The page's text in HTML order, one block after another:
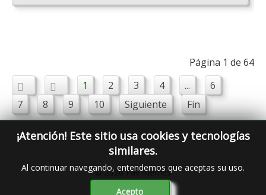
Página 1 de 64
1
2 3 4 ...
6
7
8 9 10 Siguiente Fin
© 2026FavThemes
¡Atención! Este sitio usa cookies y tecnologías
similares.
Al continuar navegando, entendemos que aceptas su uso.
Acepto